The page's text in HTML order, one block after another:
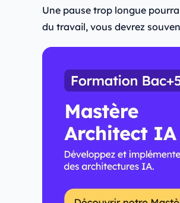
Une pause trop longue
du travail, vous devrez